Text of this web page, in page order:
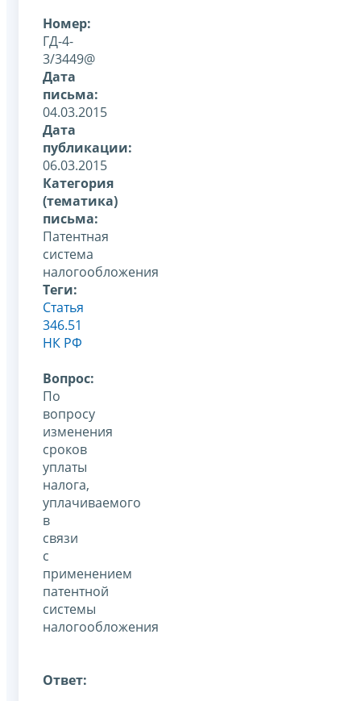
Номер:
ГД-4-
3/3449@
Дата
письма:
04.03.2015
Дата
публикации:
06.03.2015
Категория
(тематика)
письма:
Патентная
система
налогообложения
Теги:
Статья
346.51
НК РФ
Вопрос:
По
вопросу
изменения
сроков
уплаты
налога,
уплачиваемого
в
связи
с
применением
патентной
системы
налогообложения
Ответ: